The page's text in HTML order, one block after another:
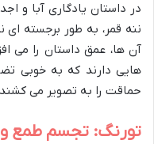
در داستان یادگاری آبا و
ننه قمر، به طور برجسته
آن ها، عمق داستان را می
هایی دارند که به خوبی
حماقت را به تصویر می
تورنگ: تجسم طمع